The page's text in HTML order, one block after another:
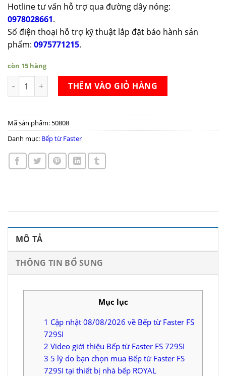
Hotline tư vấn hỗ trợ qua đường dây nóng:
0978028661.
Số điện thoại hỗ trợ kỹ thuật lắp đặt bảo hành sản
phẩm: 0975771215.
còn 15 hàng
Bếp từ Faster FS 729SI số lượng
THÊM VÀO GIỎ HÀNG
Mã sản phẩm: 50808
Danh mục: Bếp từ Faster
MÔ TẢ
THÔNG TIN BỔ SUNG
Mục lục
1 Cập nhật 08/08/2026 về Bếp từ Faster FS
729SI
2 Video giới thiệu Bếp từ Faster FS 729SI
3 5 lý do bạn chọn mua Bếp từ Faster FS
729SI tại thiết bị nhà bếp ROYAL